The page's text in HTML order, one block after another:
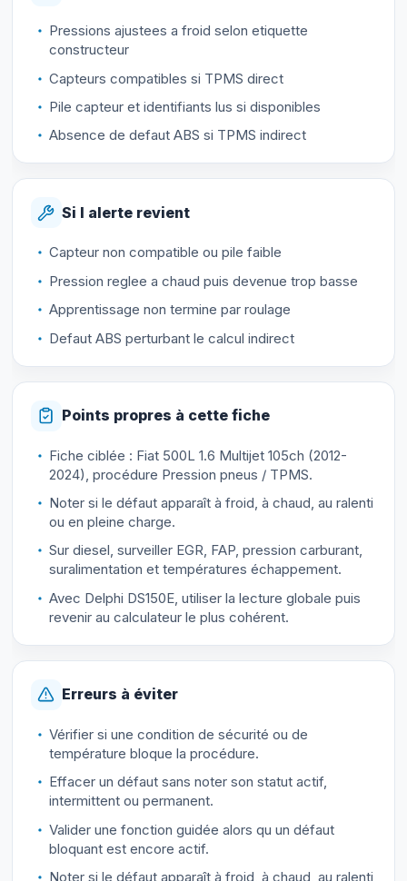
Pressions ajustees a froid selon etiquette
constructeur
Capteurs compatibles si TPMS direct
Pile capteur et identifiants lus si disponibles
Absence de defaut ABS si TPMS indirect
Si l alerte revient
Capteur non compatible ou pile faible
Pression reglee a chaud puis devenue trop basse
Apprentissage non termine par roulage
Defaut ABS perturbant le calcul indirect
Points propres à cette fiche
Fiche ciblée : Fiat 500L 1.6 Multijet 105ch (2012-
2024), procédure Pression pneus / TPMS.
Noter si le défaut apparaît à froid, à chaud, au ralenti
ou en pleine charge.
Sur diesel, surveiller EGR, FAP, pression carburant,
suralimentation et températures échappement.
Avec Delphi DS150E, utiliser la lecture globale puis
revenir au calculateur le plus cohérent.
Erreurs à éviter
Vérifier si une condition de sécurité ou de
température bloque la procédure.
Effacer un défaut sans noter son statut actif,
intermittent ou permanent.
Valider une fonction guidée alors qu un défaut
bloquant est encore actif.
Noter si le défaut apparaît à froid, à chaud, au ralenti